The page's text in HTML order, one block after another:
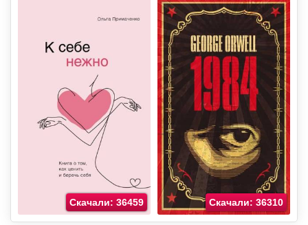
Скачали: 36459 Скачали: 36310